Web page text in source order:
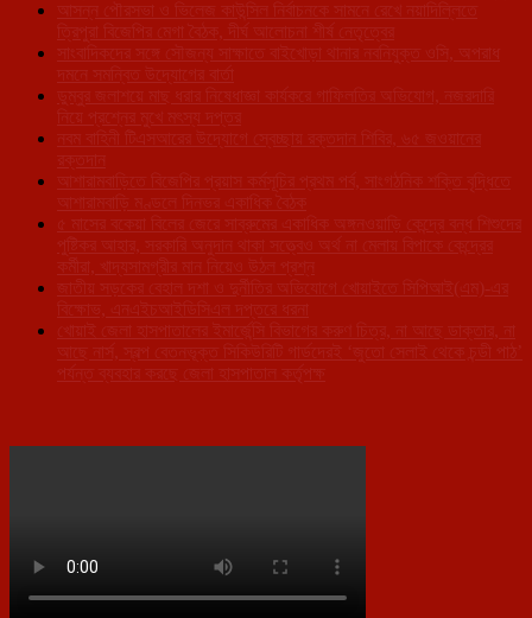
আসন্ন পৌরসভা ও ভিলেজ কাউন্সিল নির্বাচনকে সামনে রেখে নয়াদিল্লিতে
ত্রিপুরা বিজেপির মেগা বৈঠক, দীর্ঘ আলোচনা শীর্ষ নেতৃত্বের
সাংবাদিকদের সঙ্গে সৌজন্য সাক্ষাতে বাইখোড়া থানার নবনিযুক্ত ওসি, অপরাধ
দমনে সমন্বিত উদ্যোগের বার্তা
ডুম্বুর জলাশয়ে মাছ ধরার নিষেধাজ্ঞা কার্যকরে গাফিলতির অভিযোগ, নজরদারি
নিয়ে প্রশ্নের মুখে মৎস্য দপ্তর
নবম বাহিনী টিএসআরের উদ্যোগে স্বেচ্ছায় রক্তদান শিবির, ৬৫ জওয়ানের
রক্তদান
আশারামবাড়িতে বিজেপির প্রয়াস কর্মসূচির প্রথম পর্ব, সাংগঠনিক শক্তি বৃদ্ধিতে
আশারামবাড়ি মণ্ডলে দিনভর একাধিক বৈঠক
৫ মাসের বকেয়া বিলের জেরে সাব্রুমের একাধিক অঙ্গনওয়াড়ি কেন্দ্রে বন্ধ শিশুদের
পুষ্টিকর আহার, সরকারি অনুদান থাকা সত্ত্বেও অর্থ না মেলায় বিপাকে কেন্দ্রের
কর্মীরা, খাদ্যসামগ্রীর মান নিয়েও উঠল প্রশ্ন
জাতীয় সড়কের বেহাল দশা ও দুর্নীতির অভিযোগে খোয়াইতে সিপিআই(এম)-এর
বিক্ষোভ, এনএইচআইডিসিএল দপ্তরে ধরনা
খোয়াই জেলা হাসপাতালের ইমার্জেন্সি বিভাগের করুণ চিত্র, না আছে ডাক্তার, না
আছে নার্স, স্বল্প বেতনভূক্ত সিকিউরিটি গার্ডদেরই ‘জুতো সেলাই থেকে চন্ডী পাঠ’
পর্যন্ত ব্যবহার করছে জেলা হাসপাতাল কর্তৃপক্ষ